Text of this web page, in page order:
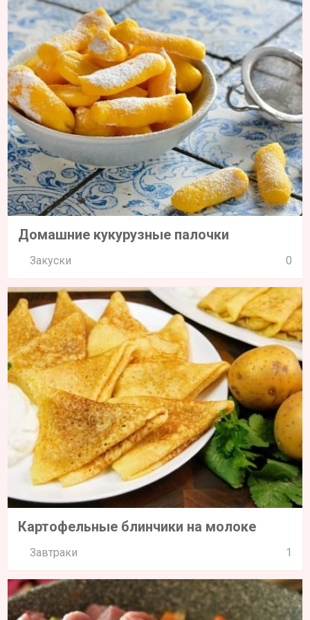
Домашние кукурузные палочки
Закуски 0
Картофельные блинчики на молоке
Завтраки 1